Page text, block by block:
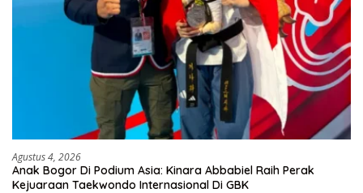
Agustus 4, 2026
Anak Bogor Di Podium Asia: Kinara Abbabiel Raih Perak
Kejuaraan Taekwondo Internasional Di GBK